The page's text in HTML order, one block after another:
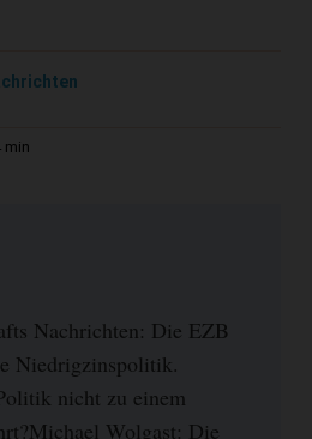
min
Nachrichten: Die EZB
Niedrigzinspolitik.
nicht zu einem
Wolgast: Die